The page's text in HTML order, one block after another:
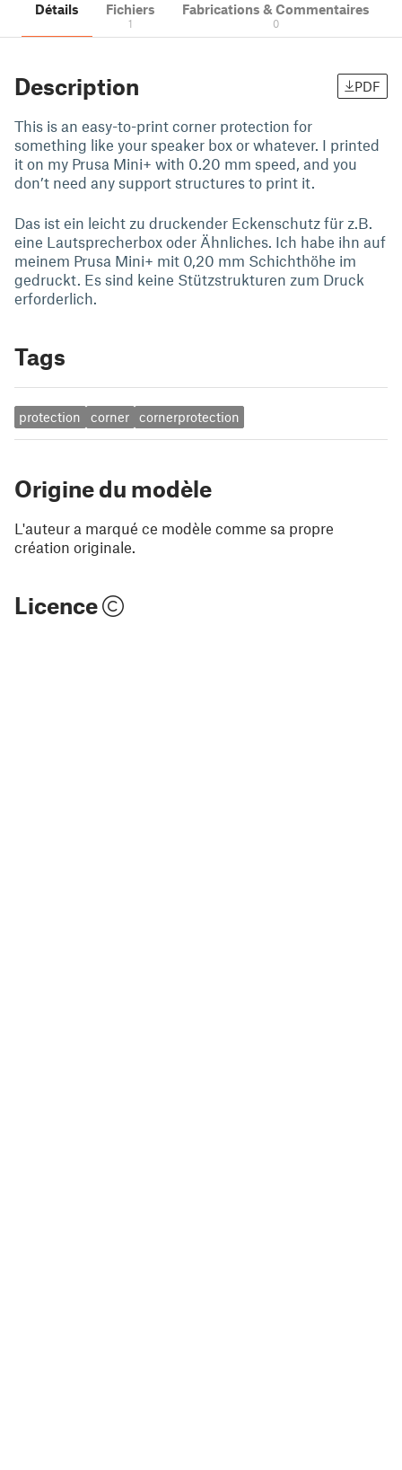
Détails Fichiers
1
Fabrications & Commentaires
0
Description PDF
This is an easy-to-print corner protection for
something like your speaker box or whatever. I printed
it on my Prusa Mini+ with 0.20 mm speed, and you
don’t need any support structures to print it.
Das ist ein leicht zu druckender Eckenschutz für z.B.
eine Lautsprecherbox oder Ähnliches. Ich habe ihn auf
meinem Prusa Mini+ mit 0,20 mm Schichthöhe im
gedruckt. Es sind keine Stützstrukturen zum Druck
erforderlich.
Tags
protection corner cornerprotection
Origine du modèle
L'auteur a marqué ce modèle comme sa propre
création originale.
Licence